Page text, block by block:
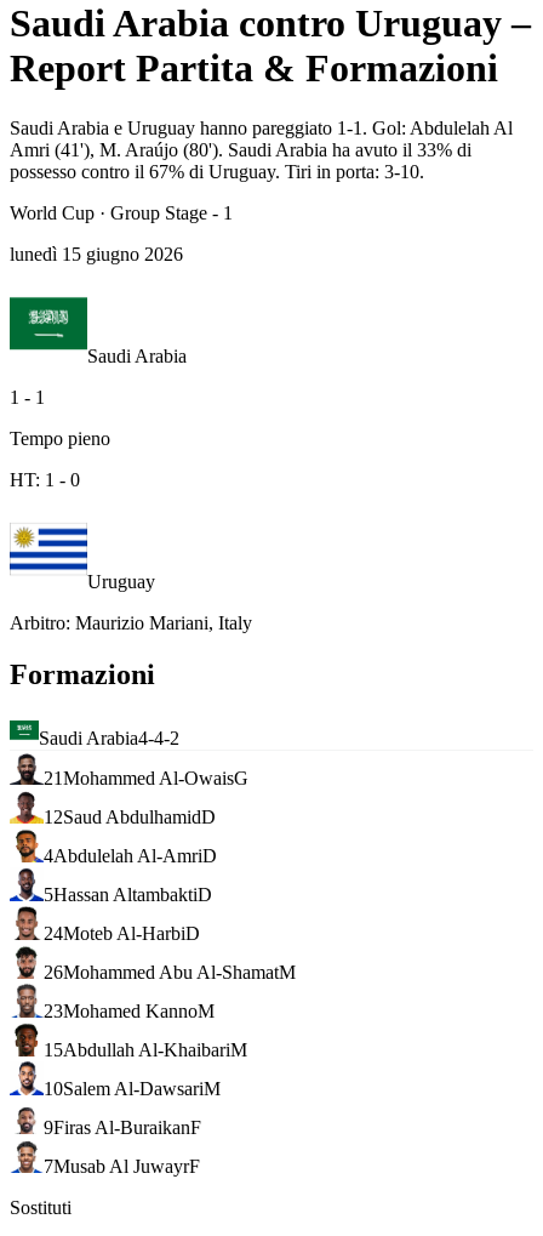
Saudi Arabia contro Uruguay –
Report Partita & Formazioni
Saudi Arabia e Uruguay hanno pareggiato 1-1. Gol: Abdulelah Al
Amri (41'), M. Araújo (80'). Saudi Arabia ha avuto il 33% di
possesso contro il 67% di Uruguay. Tiri in porta: 3-10.
World Cup · Group Stage - 1
lunedì 15 giugno 2026
Saudi Arabia
1 - 1
Tempo pieno
HT: 1 - 0
Uruguay
Arbitro: Maurizio Mariani, Italy
Formazioni
Saudi Arabia4-4-2
21Mohammed Al-OwaisG
12Saud AbdulhamidD
4Abdulelah Al-AmriD
5Hassan AltambaktiD
24Moteb Al-HarbiD
26Mohammed Abu Al-ShamatM
23Mohamed KannoM
15Abdullah Al-KhaibariM
10Salem Al-DawsariM
9Firas Al-BuraikanF
7Musab Al JuwayrF
Sostituti